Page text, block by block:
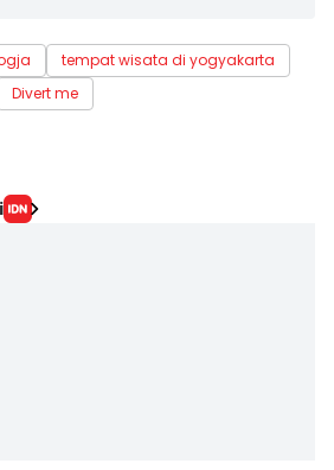
tempat wisata di yogyakarta
Divert me